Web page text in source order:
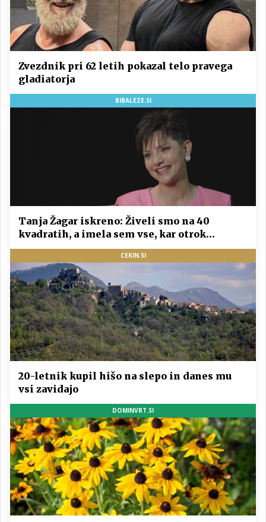
Zvezdnik pri 62 letih pokazal telo pravega
gladiatorja
BIBALEZE.SI
Tanja Žagar iskreno: Živeli smo na 40
kvadratih, a imela sem vse, kar otrok
potrebuje
CEKIN.SI
20-letnik kupil hišo na slepo in danes mu
vsi zavidajo
DOMINVRT.SI